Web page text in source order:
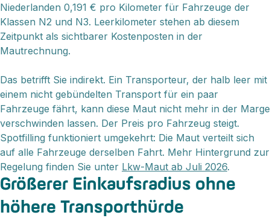
Niederlanden 0,191 € pro Kilometer für Fahrzeuge der
Klassen N2 und N3. Leerkilometer stehen ab diesem
Zeitpunkt als sichtbarer Kostenposten in der
Mautrechnung.
Das betrifft Sie indirekt. Ein Transporteur, der halb leer mit
einem nicht gebündelten Transport für ein paar
Fahrzeuge fährt, kann diese Maut nicht mehr in der Marge
verschwinden lassen. Der Preis pro Fahrzeug steigt.
Spotfilling funktioniert umgekehrt: Die Maut verteilt sich
auf alle Fahrzeuge derselben Fahrt. Mehr Hintergrund zur
Regelung finden Sie unter Lkw-Maut ab Juli 2026.
Größerer Einkaufsradius ohne
höhere Transporthürde